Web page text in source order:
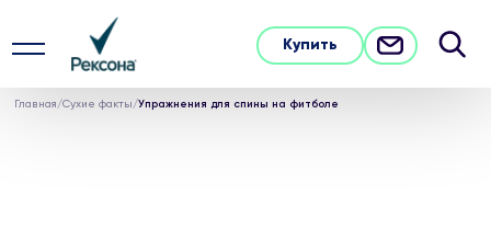
Купить
Главная /Сухие факты /Упражнения для спины на фитболе